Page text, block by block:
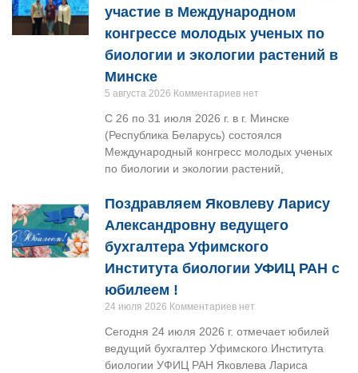
участие в Международном
конгрессе молодых ученых по
биологии и экологии растений в
Минске
5 августа 2026 Комментариев нет
С 26 по 31 июля 2026 г. в г. Минске
(Республика Беларусь) состоялся
Международный конгресс молодых ученых
по биологии и экологии растений,
Поздравляем Яковлеву Ларису
Александровну ведущего
бухгалтера Уфимского
Института биологии УФИЦ РАН с
юбилеем !
24 июля 2026 Комментариев нет
Сегодня 24 июля 2026 г. отмечает юбилей
ведущий бухгалтер Уфимского Института
биологии УФИЦ РАН Яковлева Лариса